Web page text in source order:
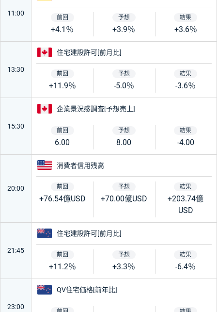
11:00
+4.1％ +3.9％ +3.6％
13:30
カナダ
住宅建設許可[前月比]
+11.9％ -5.0％ -3.6％
15:30
カナダ
企業景況感調査[予想売上]
6.00 8.00 -4.00
20:00
アメリカ
消費者信用残高
+76.54億USD +70.00億USD
+203.74億
USD
21:45
ニュージーランド
住宅建設許可[前月比]
+11.2％ +3.3％ -6.4％
23:00
ニュージーランド
QV住宅価格[前年比]